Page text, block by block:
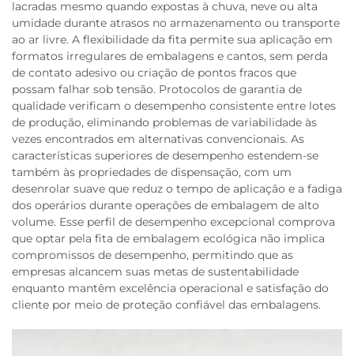
lacradas mesmo quando expostas à chuva, neve ou alta
umidade durante atrasos no armazenamento ou transporte
ao ar livre. A flexibilidade da fita permite sua aplicação em
formatos irregulares de embalagens e cantos, sem perda
de contato adesivo ou criação de pontos fracos que
possam falhar sob tensão. Protocolos de garantia de
qualidade verificam o desempenho consistente entre lotes
de produção, eliminando problemas de variabilidade às
vezes encontrados em alternativas convencionais. As
características superiores de desempenho estendem-se
também às propriedades de dispensação, com um
desenrolar suave que reduz o tempo de aplicação e a fadiga
dos operários durante operações de embalagem de alto
volume. Esse perfil de desempenho excepcional comprova
que optar pela fita de embalagem ecológica não implica
compromissos de desempenho, permitindo que as
empresas alcancem suas metas de sustentabilidade
enquanto mantêm excelência operacional e satisfação do
cliente por meio de proteção confiável das embalagens.